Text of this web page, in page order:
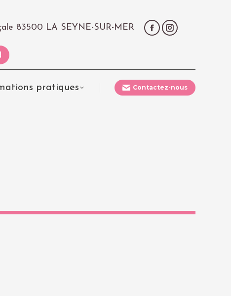
83500 LA SEYNE-SUR-MER
pratiques Contactez-nous